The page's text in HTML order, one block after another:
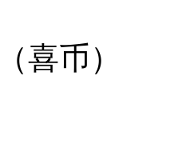
喜币）